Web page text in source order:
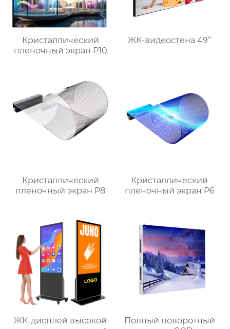
Кристаллический
пленочный экран P10
ЖК-видеостена 49‘’
Кристаллический
пленочный экран P8
Кристаллический
пленочный экран P6
ЖК-дисплей высокой
Полный поворотный